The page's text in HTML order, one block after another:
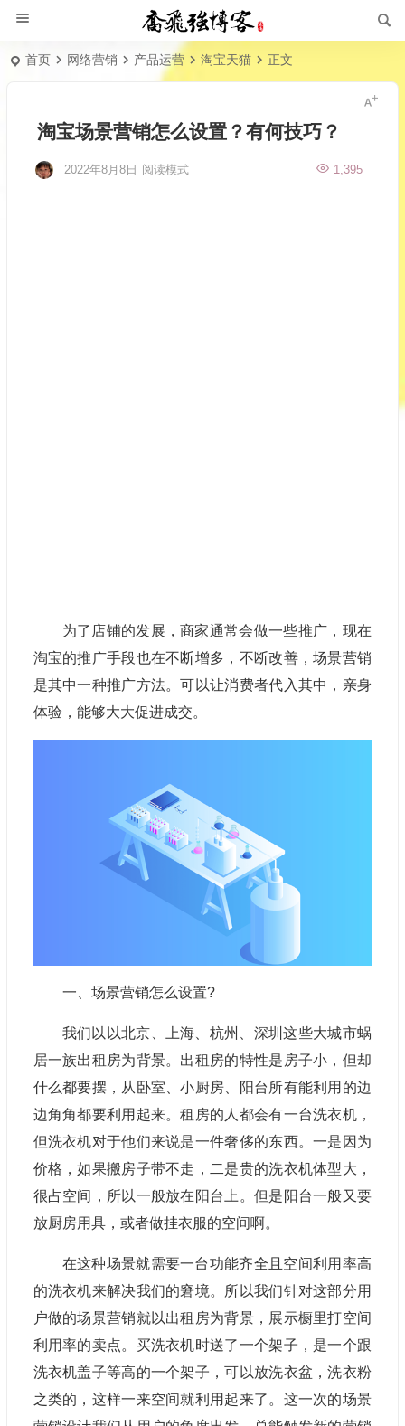
首页 网络营销 产品运营 淘宝天猫 正文
淘宝场景营销怎么设置？有何技巧？
2022年8月8日 1,395
阅读模式
为了店铺的发展，商家通常会做一些推广，现在
淘宝的推广手段也在不断增多，不断改善，场景营销
是其中一种推广方法。可以让消费者代入其中，亲身
体验，能够大大促进成交。
一、场景营销怎么设置?
我们以以北京、上海、杭州、深圳这些大城市蜗
居一族出租房为背景。出租房的特性是房子小，但却
什么都要摆，从卧室、小厨房、阳台所有能利用的边
边角角都要利用起来。租房的人都会有一台洗衣机，
但洗衣机对于他们来说是一件奢侈的东西。一是因为
价格，如果搬房子带不走，二是贵的洗衣机体型大，
很占空间，所以一般放在阳台上。但是阳台一般又要
放厨房用具，或者做挂衣服的空间啊。
在这种场景就需要一台功能齐全且空间利用率高
的洗衣机来解决我们的窘境。所以我们针对这部分用
户做的场景营销就以出租房为背景，展示橱里打空间
利用率的卖点。买洗衣机时送了一个架子，是一个跟
洗衣机盖子等高的一个架子，可以放洗衣盆，洗衣粉
之类的，这样一来空间就利用起来了。这一次的场景